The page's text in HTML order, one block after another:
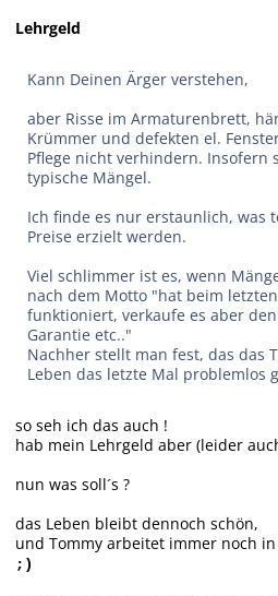
Lehrgeld
Kann Deinen Ärger verstehen,
aber Risse im Armaturenbrett,
Krümmer und defekten el.
Pflege nicht verhindern. Insofern
typische Mängel.
Ich finde es nur erstaunlich, was
Preise erzielt werden.
Viel schlimmer ist es, wenn
nach dem Motto "hat beim
funktioniert, verkaufe es aber
Garantie etc.."
Nachher stellt man fest, das das
Leben das letzte Mal problemlos
so seh ich das auch !
hab mein Lehrgeld aber (leider
nun was soll´s ?
das Leben bleibt dennoch schön,
und Tommy arbeitet immer noch in
;)